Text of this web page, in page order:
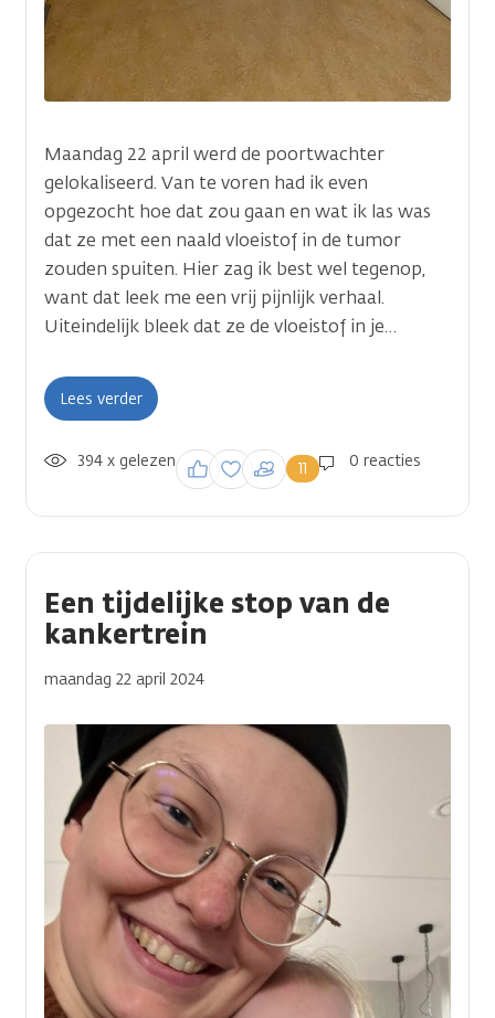
Maandag 22 april werd de poortwachter
gelokaliseerd. Van te voren had ik even
opgezocht hoe dat zou gaan en wat ik las was
dat ze met een naald vloeistof in de tumor
zouden spuiten. Hier zag ik best wel tegenop,
want dat leek me een vrij pijnlijk verhaal.
Uiteindelijk bleek dat ze de vloeistof in je…
Lees verder
0 reacties
11
Inloggen om een
reactie te plaatsen
394 x gelezen
Een tijdelijke stop van de
kankertrein
maandag 22 april 2024